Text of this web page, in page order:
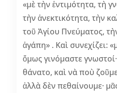
«μὲ τὴν ἐντιμότητα, τὴ
τὴν ἀνεκτικότητα, τὴν
τοῦ Ἁγίου Πνεύματος,
ἀγάπη» . Καὶ συνεχίζει:
ὅμως γινόμαστε
θάνατο, καὶ νὰ ποὺ
ἀλλὰ δὲν πεθαίνουμε·